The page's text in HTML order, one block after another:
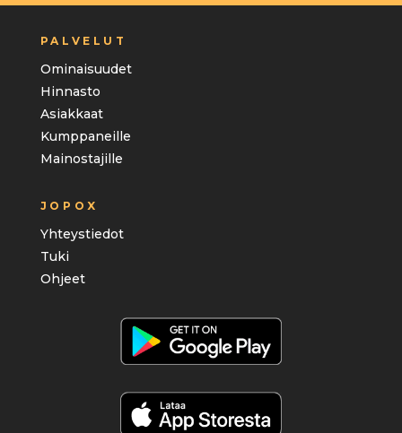
PALVELUT
Ominaisuudet
Hinnasto
Asiakkaat
Kumppaneille
Mainostajille
JOPOX
Yhteystiedot
Tuki
Ohjeet